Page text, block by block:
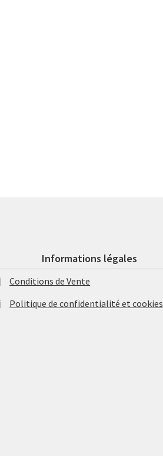
Informations légales
Conditions de Vente
Politique de confidentialité et cookies